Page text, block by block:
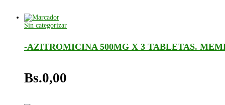
Sin categorizar
-AZITROMICINA 500MG X 3 TABLETAS.
Bs.0,00